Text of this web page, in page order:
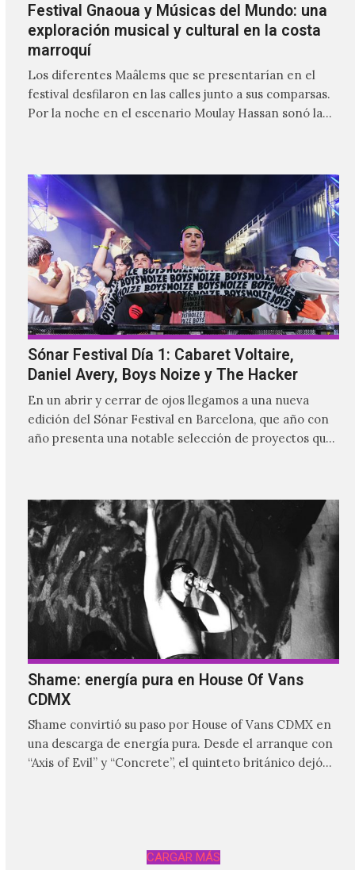
Festival Gnaoua y Músicas del Mundo: una
exploración musical y cultural en la costa
marroquí
Los diferentes Maâlems que se presentarían en el
festival desfilaron en las calles junto a sus comparsas.
Por la noche en el escenario Moulay Hassan sonó la
Kouyou.
Sónar Festival Día 1: Cabaret Voltaire,
Daniel Avery, Boys Noize y The Hacker
En un abrir y cerrar de ojos llegamos a una nueva
edición del Sónar Festival en Barcelona, que año con
año presenta una notable selección de proyectos que
Shame: energía pura en House Of Vans
CDMX
Shame convirtió su paso por House of Vans CDMX en
una descarga de energía pura. Desde el arranque con
“Axis of Evil” y “Concrete”, el quinteto británico dejó
CARGAR MÁS